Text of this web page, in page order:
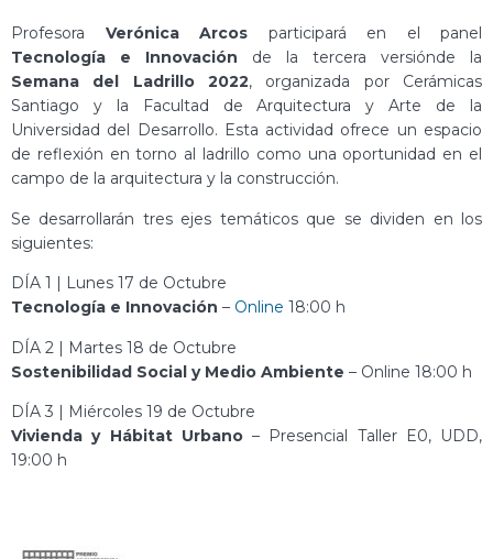
Profesora Verónica Arcos participará en el panel
Tecnología e Innovación de la tercera versiónde la
Semana del Ladrillo 2022, organizada por Cerámicas
Santiago y la Facultad de Arquitectura y Arte de la
Universidad del Desarrollo. Esta actividad ofrece un espacio
de reflexión en torno al ladrillo como una oportunidad en el
campo de la arquitectura y la construcción.
Se desarrollarán tres ejes temáticos que se dividen en los
siguientes:
DÍA 1 | Lunes 17 de Octubre
Tecnología e Innovación – Online 18:00 h
DÍA 2 | Martes 18 de Octubre
Sostenibilidad Social y Medio Ambiente – Online 18:00 h
DÍA 3 | Miércoles 19 de Octubre
Vivienda y Hábitat Urbano– Presencial Taller E0, UDD,
19:00 h